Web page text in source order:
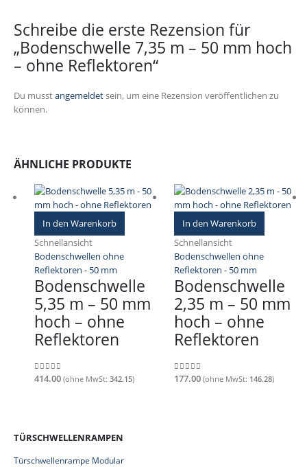
Schreibe die erste Rezension für
„Bodenschwelle 7,35 m – 50 mm hoch
– ohne Reflektoren“
Du musstangemeldetsein, um eine Rezension veröffentlichen zu
können.
ÄHNLICHE PRODUKTE
In den Warenkorb
Schnellansicht
Bodenschwellen ohne
Reflektoren - 50 mm
Bodenschwelle
5,35 m – 50 mm
hoch – ohne
Reflektoren
0out of 5
414.00 (ohne MwSt: 342.15)
In den Warenkorb
Schnellansicht
Bodenschwellen ohne
Reflektoren - 50 mm
Bodenschwelle
2,35 m – 50 mm
hoch – ohne
Reflektoren
0out of 5
177.00 (ohne MwSt: 146.28)
TÜRSCHWELLENRAMPEN
Türschwellenrampe Modular